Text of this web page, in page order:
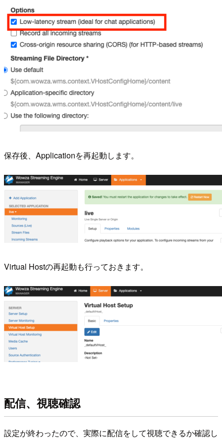
保存後、Applicationを再起動します。
Virtual Hostの再起動も行っておきます。
配信、視聴確認
設定が終わったので、実際に配信をして視聴できるか確認し